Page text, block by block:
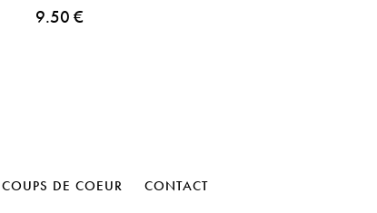
9.50 €
COUPS DE COEUR CONTACT